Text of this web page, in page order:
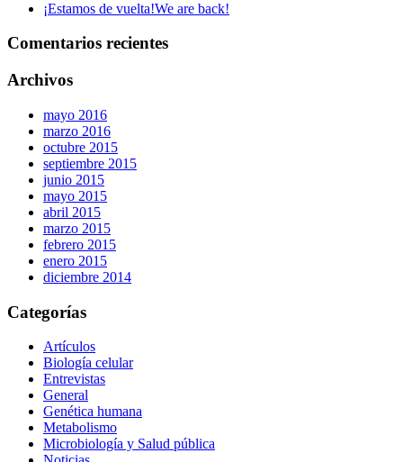
¡Estamos de vuelta!We are back!
Comentarios recientes
Archivos
mayo 2016
marzo 2016
octubre 2015
septiembre 2015
junio 2015
mayo 2015
abril 2015
marzo 2015
febrero 2015
enero 2015
diciembre 2014
Categorías
Artículos
Biología celular
Entrevistas
General
Genética humana
Metabolismo
Microbiología y Salud pública